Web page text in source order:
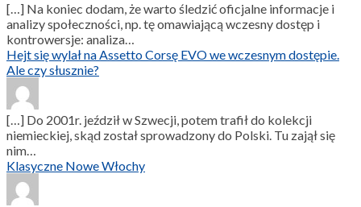
[…] Na koniec dodam, że warto śledzić oficjalne informacje i
analizy społeczności, np. tę omawiającą wczesny dostęp i
kontrowersje: analiza…
Hejt się wylał na Assetto Corsę EVO we wczesnym dostępie.
Ale czy słusznie?
[…] Do 2001r. jeździł w Szwecji, potem trafił do kolekcji
niemieckiej, skąd został sprowadzony do Polski. Tu zajął się
nim…
Klasyczne Nowe Włochy